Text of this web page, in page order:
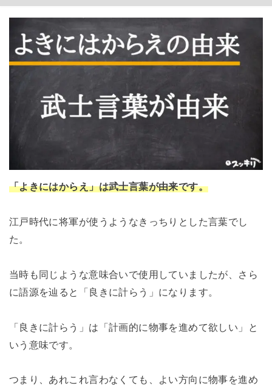
「よきにはからえ」は武士言葉が由来です。
江戸時代に将軍が使うようなきっちりとした言葉でし
た。
当時も同じような意味合いで使用していましたが、さら
に語源を辿ると「良きに計らう」になります。
「良きに計らう」は「計画的に物事を進めて欲しい」と
いう意味です。
つまり、あれこれ言わなくても、よい方向に物事を進め